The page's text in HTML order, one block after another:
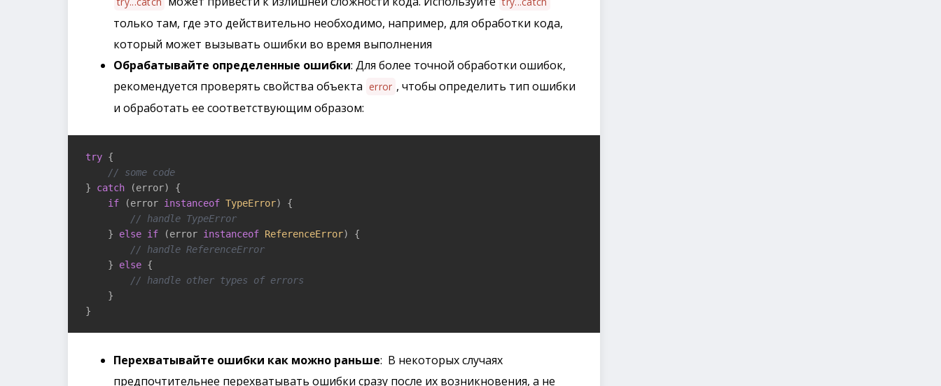
только там, где это действительно необходимо, например, для обработки кода,
который может вызывать ошибки во время выполнения
Обрабатывайте определенные ошибки: Для более точной обработки ошибок,
рекомендуется проверять свойства объекта error , чтобы определить тип ошибки
и обработать ее соответствующим образом:
try {
// some code
} catch (error) {
if (error instanceof TypeError) {
// handle TypeError
    }
else if (error instanceof ReferenceError) {
// handle ReferenceError
    }
else {
// handle other types of errors
    }
Перехватывайте ошибки как можно раньше: В некоторых случаях
предпочтительнее перехватывать ошибки сразу после их возникновения, а не